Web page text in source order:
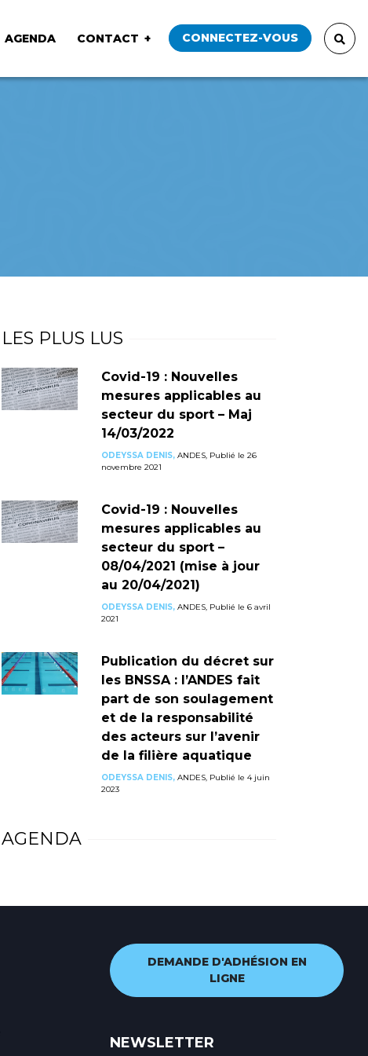
AGENDA CONTACT CONNECTEZ-VOUS
LES PLUS LUS
Covid-19 : Nouvelles
mesures applicables au
secteur du sport – Maj
14/03/2022
ODEYSSA DENIS,ANDES, Publié le 26
novembre 2021
Covid-19 : Nouvelles
mesures applicables au
secteur du sport –
08/04/2021 (mise à jour
au 20/04/2021)
ODEYSSA DENIS,ANDES, Publié le 6 avril
2021
Publication du décret sur
les BNSSA : l’ANDES fait
part de son soulagement
et de la responsabilité
des acteurs sur l’avenir
de la filière aquatique
ODEYSSA DENIS,ANDES, Publié le 4 juin
2023
AGENDA
DEMANDE D'ADHÉSION EN
LIGNE
NEWSLETTER